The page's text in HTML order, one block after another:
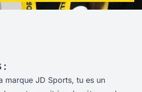
:
marque JD Sports, tu es un